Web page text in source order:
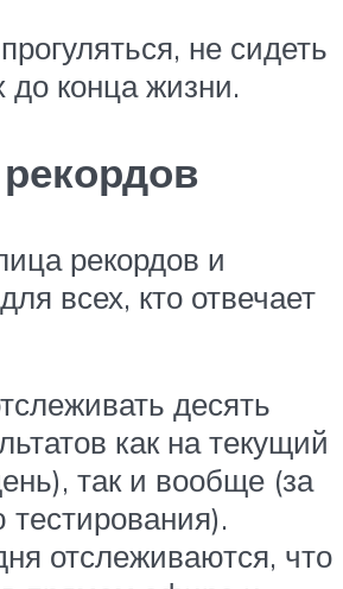
не сидеть
до конца жизни.
рекордов и
всех, кто отвечает
десять
как на текущий
так и вообще (за
отслеживаются, что